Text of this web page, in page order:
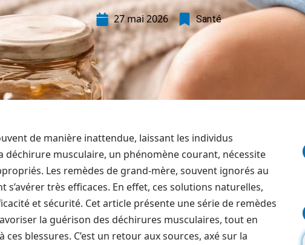
27 mai 2026 Santé
de manière inattendue, laissant les individus
déchirure musculaire, un phénomène courant, nécessite
Les remèdes de grand-mère, souvent ignorés au
très efficaces. En effet, ces solutions naturelles,
et sécurité. Cet article présente une série de remèdes
la guérison des déchirures musculaires, tout en
blessures. C’est un retour aux sources, axé sur la